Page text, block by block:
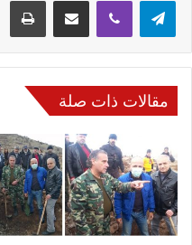
مقالات ذات صلة